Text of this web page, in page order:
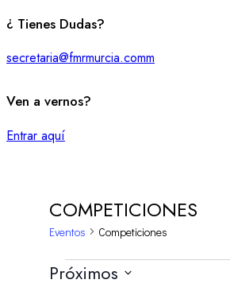
facebook-
twitter-
dribble-
instagram
¿ Tienes Dudas?
secretaria@fmrmurcia.comm
Ven a vernos?
Entrar aquí
COMPETICIONES
Eventos Competiciones
EVENTOS
Próximos